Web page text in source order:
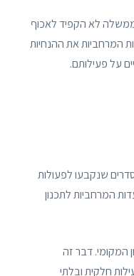
לא הקפיד לאכוף
המרחביות את ההנחיות
על פעילותם.
שנקבעו לפעולות
המרחביות לתכנון
המקומי. דבר זה
חלקית ובלתי